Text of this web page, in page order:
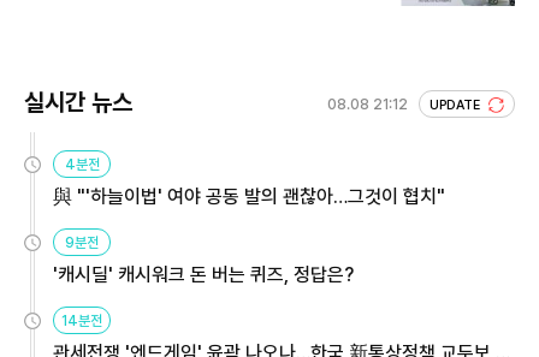
실시간 뉴스 08.08 21:12 UPDATE
4분전
與 "'하늘이법' 여야 공동 발의 괜찮아…그것이 협치"
9분전
'캐시딜' 캐시워크 돈 버는 퀴즈, 정답은?
14분전